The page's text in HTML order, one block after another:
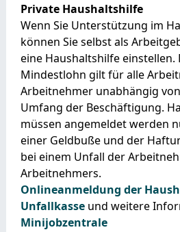
Private Haushaltshilfe
Wenn Sie Unterstützung im
können Sie selbst als
eine Haushaltshilfe einstellen.
Mindestlohn gilt für alle
Arbeitnehmer unabhängig
Umfang der Beschäftigung.
müssen angemeldet werden
einer Geldbuße und der
bei einem Unfall der
Arbeitnehmers.
Onlineanmeldung der
Unfallkasseund weitere
Minijobzentrale